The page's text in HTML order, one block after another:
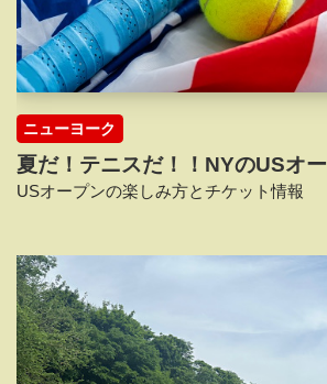
ニューヨーク
夏だ！テニスだ！！NYのUSオ
USオープンの楽しみ方とチケット情報